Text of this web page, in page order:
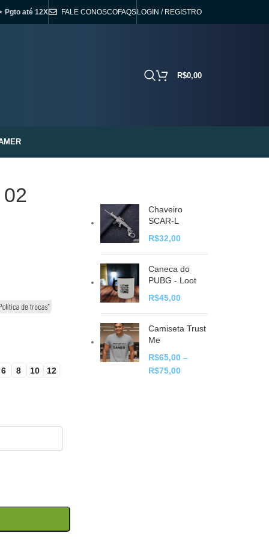
Pgto até 12X FALE CONOSCOFAQS LOGIN / REGISTRO
R$0,00
6 8 10 12
Chaveiro
SCAR-L
R$32,00
Caneca do
PUBG - Loot
R$45,00
Camiseta Trust
Me
R$65,00 –
R$75,00